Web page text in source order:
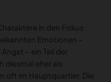
in den Fokus
Emotionen –
– ein Teil der
diesmal eher als
oft im Hauptquartier. Die